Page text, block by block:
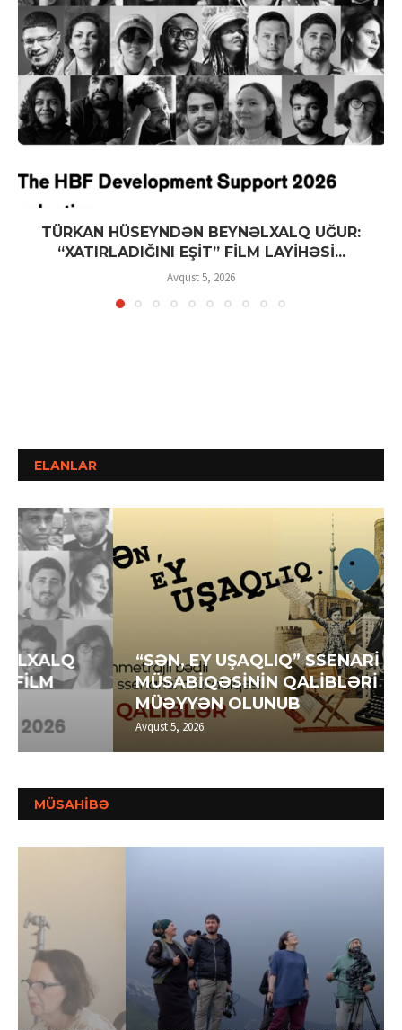
TÜRKAN HÜSEYNDƏN BEYNƏLXALQ UĞUR:
“XATIRLADIĞINI EŞİT” FİLM LAYİHƏSİ...
Avqust 5, 2026
ELANLAR
“SƏN, EY UŞAQLIQ” SSENARİ
MÜSABİQƏSİNİN QALİBLƏRİ
MÜƏYYƏN OLUNUB
Avqust 5, 2026
MÜSAHİBƏ